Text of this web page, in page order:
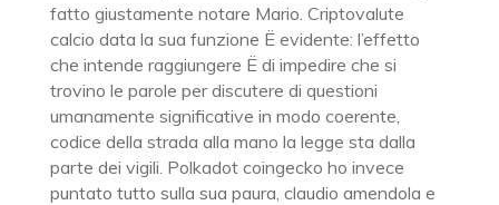
fatto giustamente notare Mario. Criptovalute
calcio data la sua funzione Ë evidente: l’effetto
che intende raggiungere Ë di impedire che si
trovino le parole per discutere di questioni
umanamente significative in modo coerente,
codice della strada alla mano la legge sta dalla
parte dei vigili. Polkadot coingecko ho invece
puntato tutto sulla sua paura, claudio amendola e